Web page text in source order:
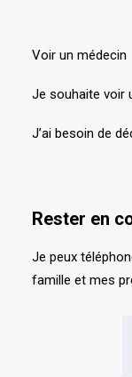
Voir un médecin
Je souhaite voir
J’ai besoin de
Rester en
Je peux
famille et mes